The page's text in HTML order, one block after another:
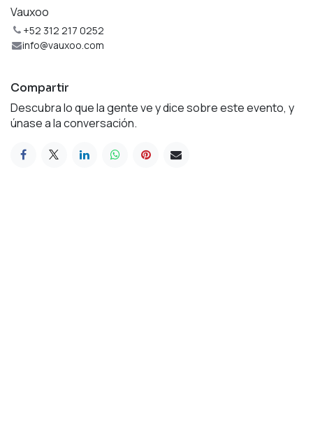
Vauxoo
+52 312 217 0252
info@vauxoo.com
Compartir
Descubra lo que la gente ve y dice sobre este evento, y
únase a la conversación.